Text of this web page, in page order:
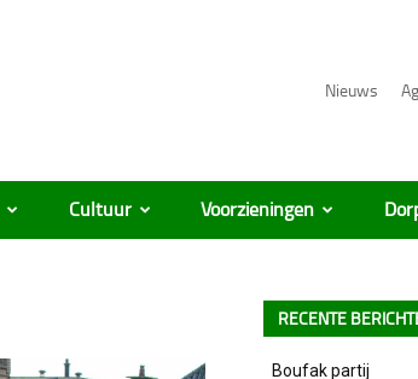
Nieuws
Cultuur Voorzieningen
RECENTE
Boufak partij